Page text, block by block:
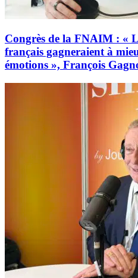
Congrès de la FNAIM : «
français gagneraient à
émotions », François